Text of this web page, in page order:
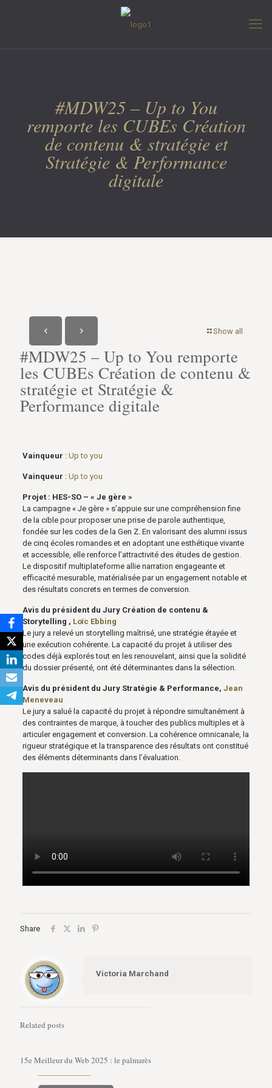
#MDW25 – Up to You
remporte les CUBEs Création
de contenu & stratégie et
Stratégie & Performance
digitale
Show all
#MDW25 – Up to You remporte
les CUBEs Création de contenu &
stratégie et Stratégie &
Performance digitale
Vainqueur : Up to you
Vainqueur : Up to you
Projet : HES-SO – « Je gère »
La campagne « Je gère » s’appuie sur une compréhension fine
de la cible pour proposer une prise de parole authentique,
fondée sur les codes de la Gen Z. En valorisant des alumni issus
de cinq écoles romandes et en adoptant une esthétique vivante
et accessible, elle renforce l’attractivité des études de gestion.
Le dispositif multiplateforme allie narration engageante et
efficacité mesurable, matérialisée par un engagement notable et
des résultats concrets en termes de conversion.
Avis du président du Jury Création de contenu &
Storytelling , Loïc Ebbing
Le jury a relevé un storytelling maîtrisé, une stratégie étayée et
une exécution cohérente. La capacité du projet à utiliser des
codes déjà explorés tout en les renouvelant, ainsi que la solidité
du dossier présenté, ont été déterminantes dans la sélection.
Avis du président du Jury Stratégie & Performance, Jean
Meneveau
Le jury a salué la capacité du projet à répondre simultanément à
des contraintes de marque, à toucher des publics multiples et à
articuler engagement et conversion. La cohérence omnicanale, la
rigueur stratégique et la transparence des résultats ont constitué
des éléments déterminants dans l’évaluation.
Share
Victoria Marchand
Related posts
15e Meilleur du Web 2025 : le palmarès